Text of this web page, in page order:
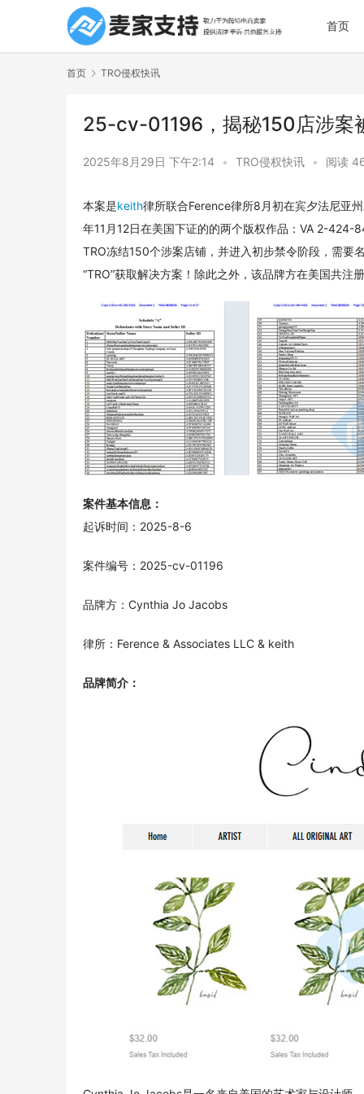
首页
首页 TRO侵权快讯
25-cv-01196，揭秘150店涉案
2025年8月29日 下午2:14 • TRO侵权快讯 • 阅读
本案是keith律所联合Ference律所8月初在宾夕法尼亚
年11月12日在美国下证的的两个版权作品：VA 2-
TRO冻结150个涉案店铺，并进入初步禁令阶段，需要
“TRO”获取解决方案！除此之外，该品牌方在美国共
案件基本信息：
起诉时间：2025-8-6
案件编号：2025-cv-01196
品牌方：Cynthia Jo Jacobs
律所：Ference & Associates LLC & keith
品牌简介：